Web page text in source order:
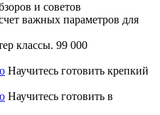
и советов
важных параметров для
классы. 99 000
Научитесь готовить крепкий
Научитесь готовить в